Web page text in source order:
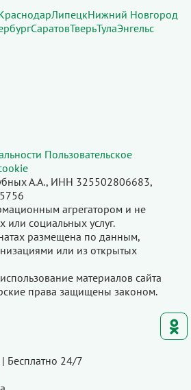
ЛипецкНижний Новгород
СаратовТверьТулаЭнгельс
Пользовательское
А.А., ИНН 325502806683,
агрегатором и не
или социальных услуг.
размещена по данным,
или из открытых
материалов сайта
права защищены законом.
Бесплатно 24/7